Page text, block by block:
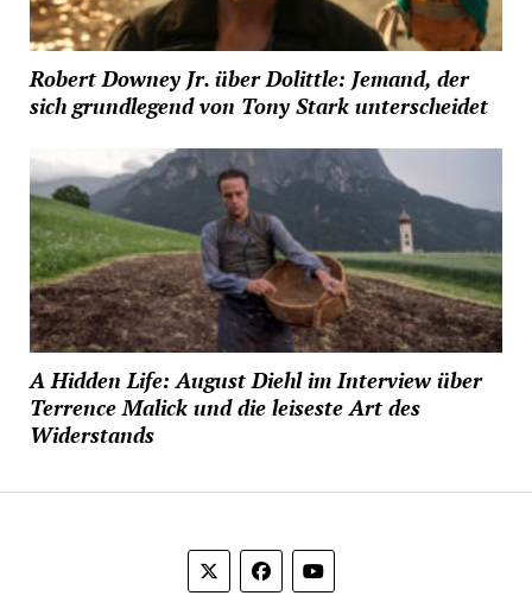
Robert Downey Jr. über Dolittle: Jemand, der
sich grundlegend von Tony Stark unterscheidet
A Hidden Life: August Diehl im Interview über
Terrence Malick und die leiseste Art des
Widerstands